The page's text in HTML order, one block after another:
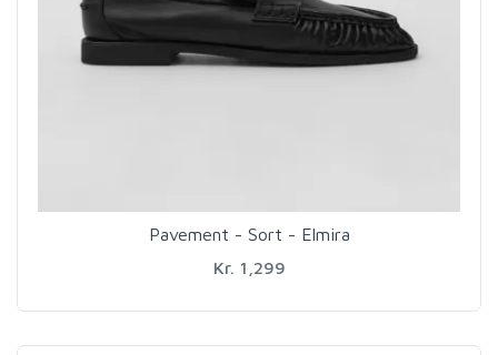
Pavement - Sort - Elmira
Kr. 1,299